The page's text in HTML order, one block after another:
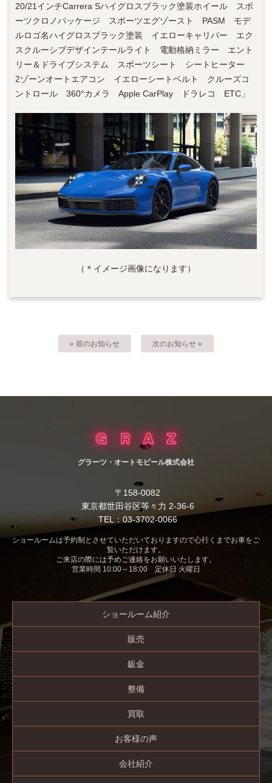
20/21インチCarrera Sハイグロスブラック塗装ホイール スポ
ーツクロノパッケージ スポーツエグゾースト PASM モデ
ルロゴ名ハイグロスブラック塗装 イエローキャリパー エク
スクルーシブデザインテールライト 電動格納ミラー エント
リー＆ドライブシステム スポーツシート シートヒーター
2ゾーンオートエアコン イエローシートベルト クルーズコ
ントロール 360°カメラ Apple CarPlay ドラレコ ETC」
（＊イメージ画像になります）
« 前のお知らせ 次のお知らせ »
グラーツ・オートモビール株式会社
〒158-0082
東京都世田谷区等々力 2-36-6
TEL：03-3702-0066
ショールームは予約制とさせていただいておりますので心行くまでお車をご
覧いただけます。
ご来店の際には予めご連絡をお願いいたします。
営業時間 10:00～18:00 定休日 火曜日
ショールーム紹介
販売
鈑金
整備
買取
お客様の声
会社紹介